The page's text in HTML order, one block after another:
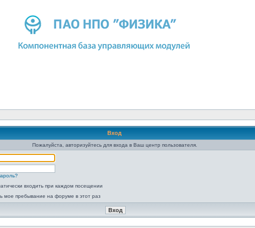
Вход
Пожалуйста, авторизуйтесь для входа в Ваш центр пользователя.
входить при каждом посещении
мое пребывание на форуме в этот раз